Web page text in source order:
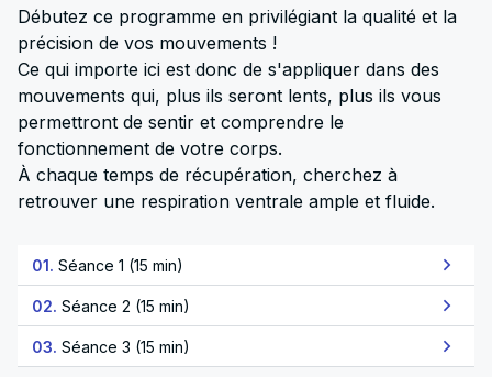
Débutez ce programme en privilégiant la qualité et la
précision de vos mouvements !
Ce qui importe ici est donc de s'appliquer dans des
mouvements qui, plus ils seront lents, plus ils vous
permettront de sentir et comprendre le
fonctionnement de votre corps.
À chaque temps de récupération, cherchez à
retrouver une respiration ventrale ample et fluide.
01. Séance 1 (15 min)
02. Séance 2 (15 min)
03. Séance 3 (15 min)